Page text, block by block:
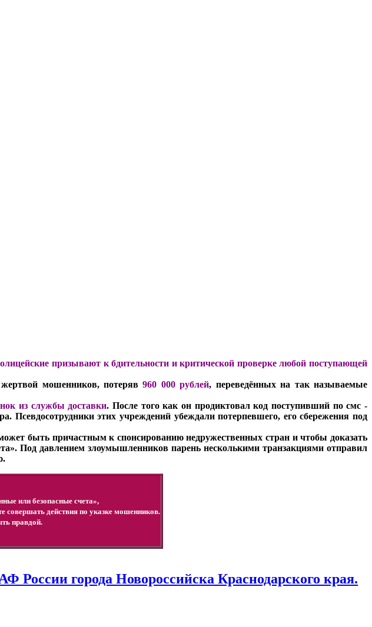
призывают к бдительности и критической проверке любой поступающей
жертвой мошенников, потеряв960 000 рублей, переведённых на так называемые
из службы доставки. После того как он продиктовал код поступивший по смс -
Псевдосотрудники этих учреждений убеждали потерпевшего, его сбережения под
быть причастным к спонсированию недружественных стран и чтобы доказать
Под давлением злоумышленников парень несколькими транзакциями отправил
или безопасные счета»,
совершать действия по указке мошенников.
правдой.
города Новороссийска Краснодарского края.